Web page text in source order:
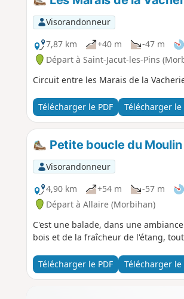
Visorandonneur
7,87 km
+40 m -47 m
Départ à Saint-Jacut-les-Pins
Circuit entre les Marais de la
Télécharger le PDF Télécharger le
Petite boucle du
Visorandonneur
4,90 km
+54 m -57 m
Départ à Allaire (Morbihan)
C'est une balade, dans une
bois et de la fraîcheur de l'étang,
Télécharger le PDF Télécharger le